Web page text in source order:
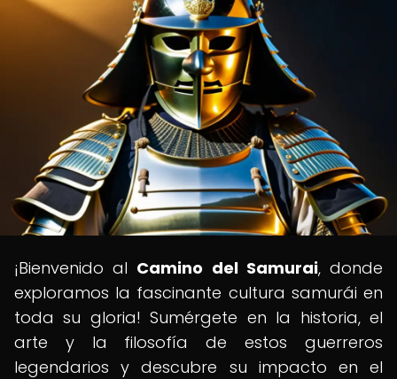
¡Bienvenido al Camino del Samurai, donde
exploramos la fascinante cultura samurái en
toda su gloria! Sumérgete en la historia, el
arte y la filosofía de estos guerreros
legendarios y descubre su impacto en el